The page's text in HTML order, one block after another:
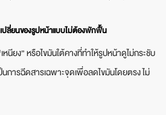
เปลี่ยนของรูปหน้าแบบไม่ต้องพักฟื้น
นียง” หรือไขมันใต้คางที่ทำให้รูปหน้าดูไม่กระชับ
นการฉีดสารเฉพาะจุดเพื่อลดไขมันโดยตรง ไม่